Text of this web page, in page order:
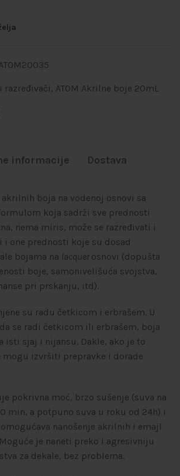
razređivači, ATOM Akrilne boje 20mL
informacije Dostava
akrilnih boja na vodenoj osnovi sa
koja sadrži sve prednosti
nema miris, može se razređivati i
one prednosti koje su dosad
bojama na lacquerosnovi (dopušta
boje, samonivelišuća svojstva,
pri prskanju, itd).
su radu četkicom i erbrašem. U
se radi četkicom ili erbrašem, boja
isti sjaj i nijansu. Dakle, ako je to
mogu izvršiti prepravke i dorade
pokrivna moć, brzo sušenje (suva na
min, a potpuno suva u roku od 24h) i
nanošenje akrilnih i emajl
je naneti preko i agresivniju
za dekale, bez problema.